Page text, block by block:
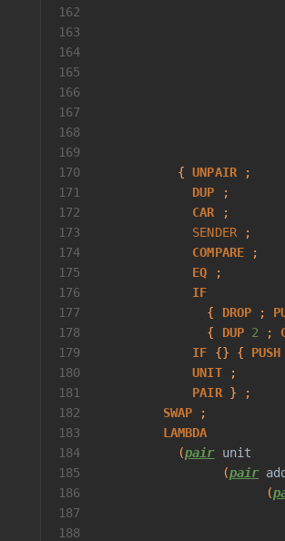
162
163
164
165
166
167
168
169
170
{ UNPAIR ;
171
DUP ;
172
CAR ;
173
SENDER ;
174
COMPARE ;
175
EQ ;
176
IF
177
{ DROP ;
178
{ DUP 2 ;
179
IF {} { PUSH
180
UNIT ;
181
PAIR } ;
182
SWAP ;
183
LAMBDA
184
(pair unit
185
(pair
186
(
187
188